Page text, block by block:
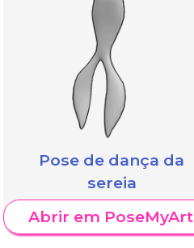
Pose de dança da
sereia
Abrir em PoseMyArt